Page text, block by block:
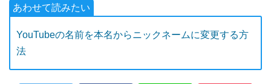
YouTubeの名前を本名からニックネームに変更する方
法